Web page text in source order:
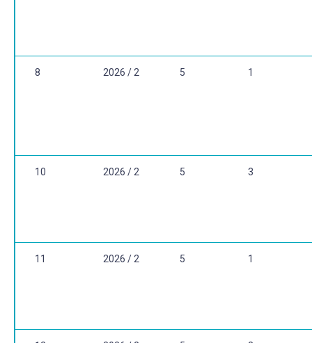
8 2026 / 2 5 1
10 2026 / 2 5 3
11 2026 / 2 5 1